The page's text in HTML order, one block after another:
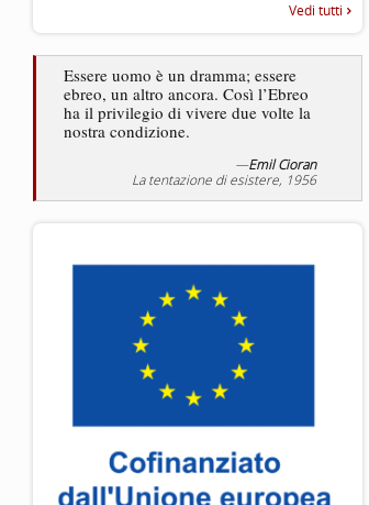
Vedi tutti
Essere uomo è un dramma; essere
ebreo, un altro ancora. Così l’Ebreo
ha il privilegio di vivere due volte la
nostra condizione.
—Emil Cioran
La tentazione di esistere, 1956